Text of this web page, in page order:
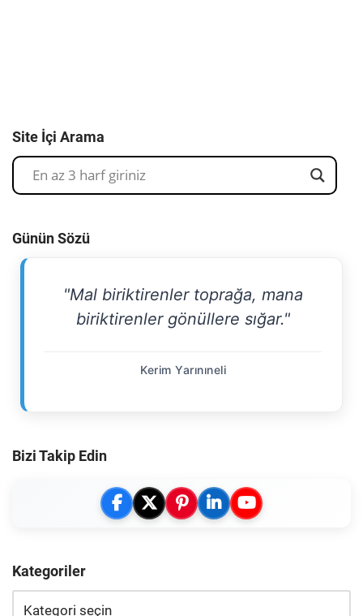
Site İçi Arama
Günün Sözü
"Mal biriktirenler toprağa, mana
biriktirenler gönüllere sığar."
Kerim Yarınıneli
Bizi Takip Edin
Kategoriler